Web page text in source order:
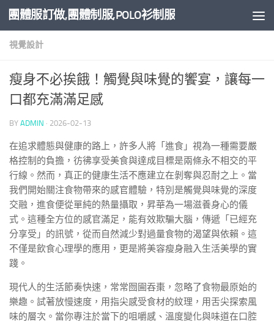
Skip to content
團體服訂做,團體制服,POLO衫制服
視覺設計
瘦身不必挨餓！觸覺與味覺的饗宴，讓每一
口都充滿滿足感
BY ADMIN · 2026-02-13
在追求體態與健康的路上，許多人將「進食」視為一種需要嚴
格控制的負擔，彷彿享受美食與達成目標是兩條永不相交的平
行線。然而，真正的健康生活不應建立在剝奪與忍耐之上。當
我們開始關注食物帶來的感官體驗，特別是觸覺與味覺的深度
交融，進食便從單純的熱量攝取，昇華為一場滋養身心的儀
式。這種全方位的感官滿足，能有效欺騙大腦，傳遞「已經充
分享受」的訊號，從而自然減少對過量食物的渴望與依賴。這
不僅是飲食心理學的應用，更是將美容瘦身融入生活美學的實
踐。
現代人的生活節奏快速，常常囫圇吞棗，忽略了食物最原始的
樂趣。試著放慢速度，用指尖感受食材的紋理，用舌尖探索風
味的層次。當你專注於當下的咀嚼感、溫度變化與味道在口腔